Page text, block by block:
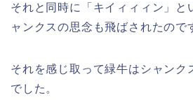
それと同時に「キイィィィン」と
ャンクスの思念も飛ばされたので
それを感じ取って緑牛はシャンク
でした。